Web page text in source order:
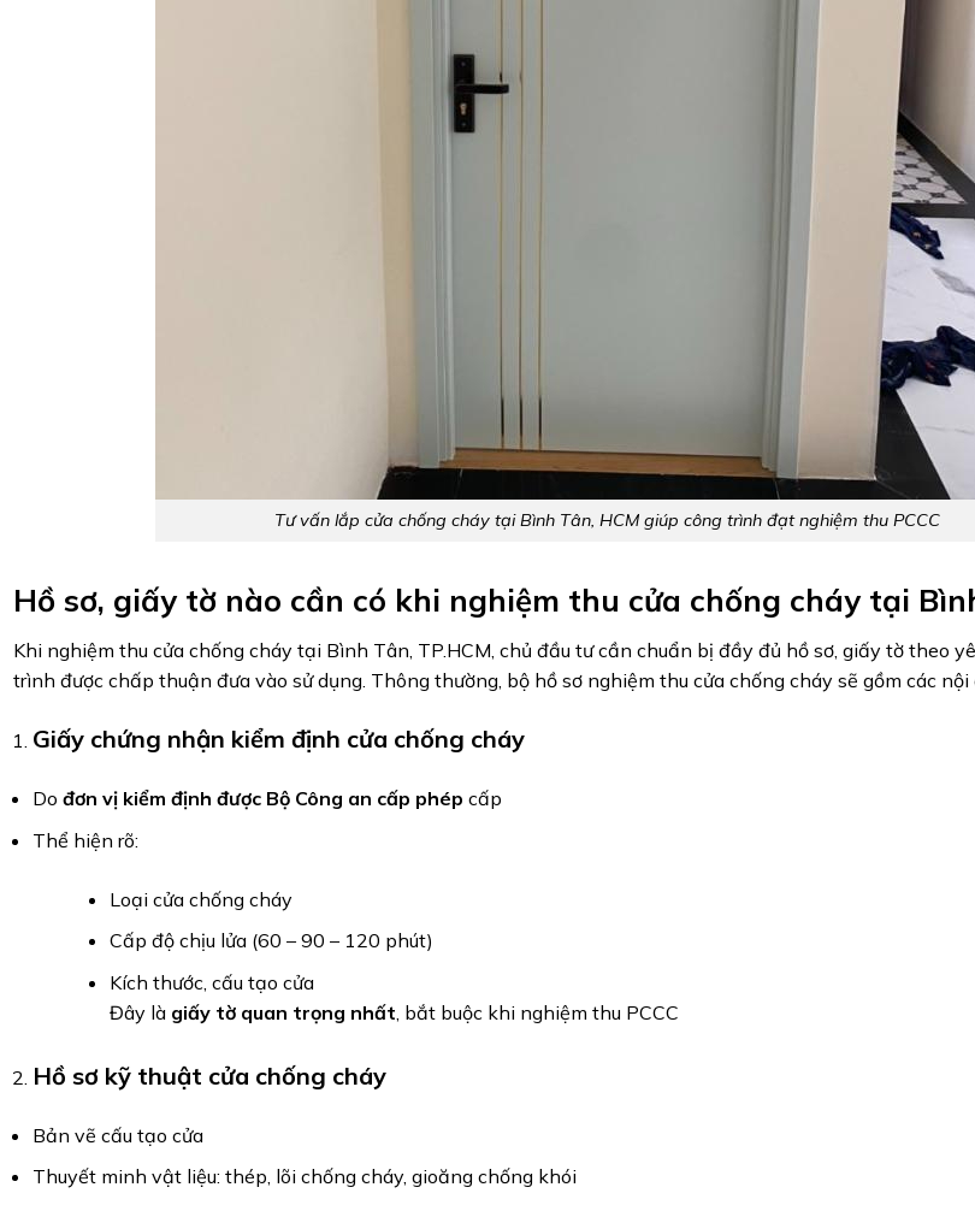
Tư vấn lắp cửa chống cháy tại Bình Tân, HCM giúp công trình đạt nghiệm thu PCCC
Hồ sơ, giấy tờ nào cần có khi nghiệm thu cửa chống cháy tại
Khi nghiệm thu cửa chống cháy tại Bình Tân, TP.HCM, chủ đầu tư cần chuẩn bị đầy đủ hồ sơ, giấy tờ theo
trình được chấp thuận đưa vào sử dụng. Thông thường, bộ hồ sơ nghiệm thu cửa chống cháy sẽ gồm các nội
Giấy chứng nhận kiểm định cửa chống cháy
Do đơn vị kiểm định được Bộ Công an cấp phép cấp
Thể hiện rõ:
Loại cửa chống cháy
Cấp độ chịu lửa (60 – 90 – 120 phút)
Kích thước, cấu tạo cửa
Đây là giấy tờ quan trọng nhất, bắt buộc khi nghiệm thu PCCC
Hồ sơ kỹ thuật cửa chống cháy
Bản vẽ cấu tạo cửa
Thuyết minh vật liệu: thép, lõi chống cháy, gioăng chống khói